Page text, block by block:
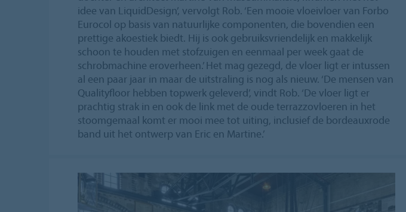
idee van LiquidDesign’, vervolgt Rob. ‘Een mooie vloeivloer van Forbo
Eurocol op basis van natuurlijke componenten, die bovendien een
prettige akoestiek biedt. Hij is ook gebruiksvriendelijk en makkelijk
schoon te houden met stofzuigen en eenmaal per week gaat de
schrobmachine eroverheen.’ Het mag gezegd, de vloer ligt er intussen
al een paar jaar in maar de uitstraling is nog als nieuw. ‘De mensen van
Qualityfloor hebben topwerk geleverd’, vindt Rob. ‘De vloer ligt er
prachtig strak in en ook de link met de oude terrazzovloeren in het
stoomgemaal komt er mooi mee tot uiting, inclusief de bordeauxrode
band uit het ontwerp van Eric en Martine.’